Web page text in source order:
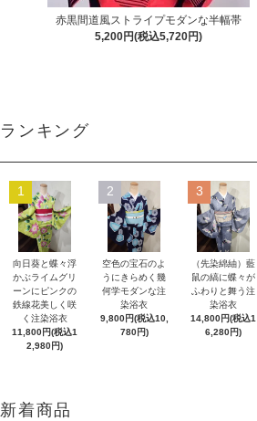
赤黒間道風ストライプモダンな半幅帯
5,200円(税込5,720円)
ランキング
1
向日葵と蝶々浮
かぶライムグリ
ーンにピンクの
鉄線花美しく咲
く注染浴衣
11,800円(税込1
2,980円)
2
空色の宝石のよ
うにきらめく幾
何学モダンな注
染浴衣
9,800円(税込10,
780円)
3
（先染綿紬）藍
鼠の縞に蝶々が
ふわりと舞う注
染浴衣
14,800円(税込1
6,280円)
新着商品